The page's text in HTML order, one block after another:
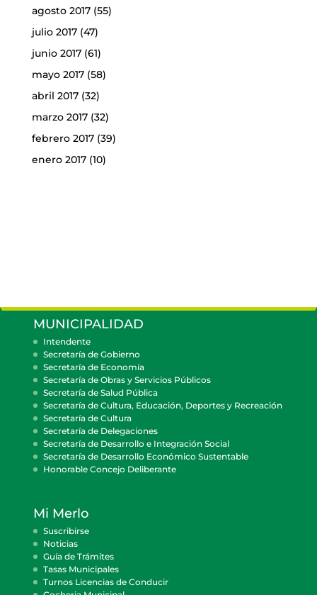
agosto 2017(55)
julio 2017(47)
junio 2017(61)
mayo 2017(58)
abril 2017(32)
marzo 2017(32)
febrero 2017(39)
enero 2017(10)
MUNICIPALIDAD
Intendente
Secretaría de Gobierno
Secretaría de Economía
Secretaría de Obras y Servicios Públicos
Secretaría de Salud Pública
Secretaría de Cultura, Educación, Deportes y Recreación
Secretaría de Cultura
Secretaría de Delegaciones
Secretaría de Desarrollo e Integración Social
Secretaría de Desarrollo Económico Sustentable
Honorable Concejo Deliberante
Mi Merlo
Suscribirse
Noticias
Guía de Trámites
Tasas Municipales
Turnos Licencias de Conducir